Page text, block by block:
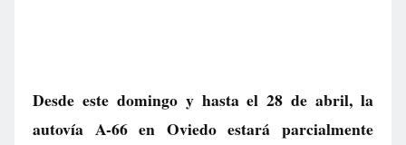
Desde este domingo y hasta el 28 de abril, la
autovía A-66 en Oviedo estará parcialmente